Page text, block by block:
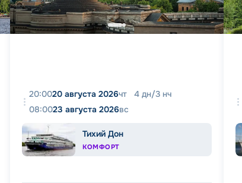
20:0020 августа 2026чт 4 дн/3 нч
08:0023 августа 2026вс
Тихий Дон
КОМФОРТ